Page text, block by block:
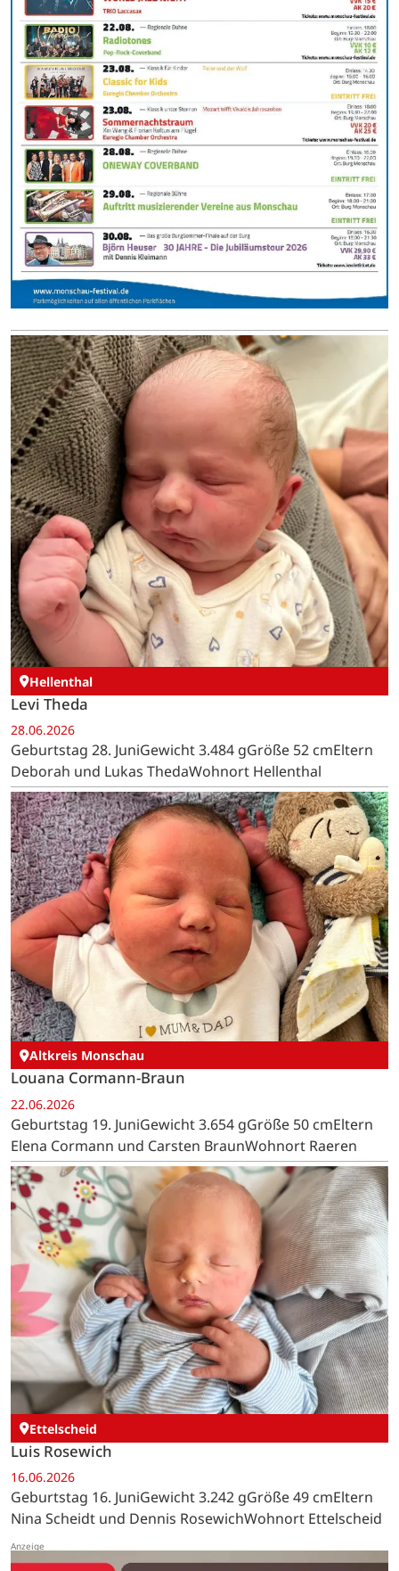
Hellenthal
Levi Theda
28.06.2026
Geburtstag 28. JuniGewicht 3.484 gGröße 52 cmEltern
Deborah und Lukas ThedaWohnort Hellenthal
Altkreis Monschau
Louana Cormann-Braun
22.06.2026
Geburtstag 19. JuniGewicht 3.654 gGröße 50 cmEltern
Elena Cormann und Carsten BraunWohnort Raeren
Ettelscheid
Luis Rosewich
16.06.2026
Geburtstag 16. JuniGewicht 3.242 gGröße 49 cmEltern
Nina Scheidt und Dennis RosewichWohnort Ettelscheid